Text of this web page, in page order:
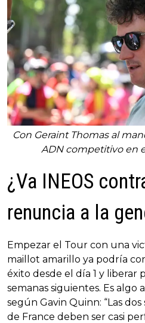
Con Geraint Thomas al
ADN competitivo en
¿Va INEOS
renuncia a la
Empezar el Tour con una
maillot amarillo ya podría
éxito desde el día 1 y liberar
semanas siguientes. Es
según Gavin Quinn: “Las
de France deben ser casi